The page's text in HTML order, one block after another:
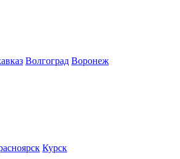
Волгоград Воронеж
Курск